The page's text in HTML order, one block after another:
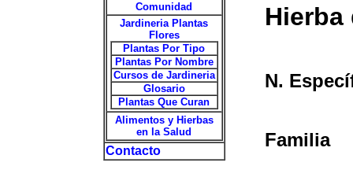
Comunidad
Jardineria Plantas
Flores
Plantas Por Tipo
Plantas Por Nombre
Cursos de Jardineria
Glosario
Plantas Que Curan
Alimentos y Hierbas
en la Salud
Contacto
Hierba
N.
Familia